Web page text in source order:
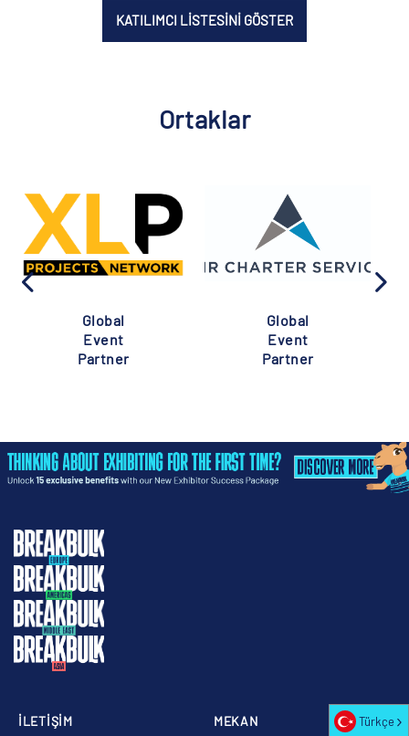
KATILIMCI LİSTESİNİ GÖSTER
Ortaklar
Global
Event
Partner
Global
Event
Partner
MEKAN
İLETİŞİM
Türkçe